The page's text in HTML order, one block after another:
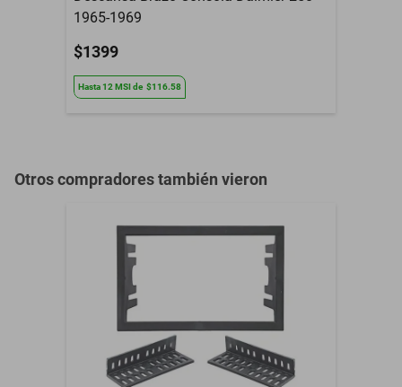
1965-1969
$1399
Hasta12 MSIde $116.58
Otros compradores también vieron